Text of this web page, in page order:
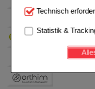
Technisch
Website notwendig
Kundenkonto),
werden kann.
Einkaufserlebnis
beispielsweise für die
Technisch
Statistik &